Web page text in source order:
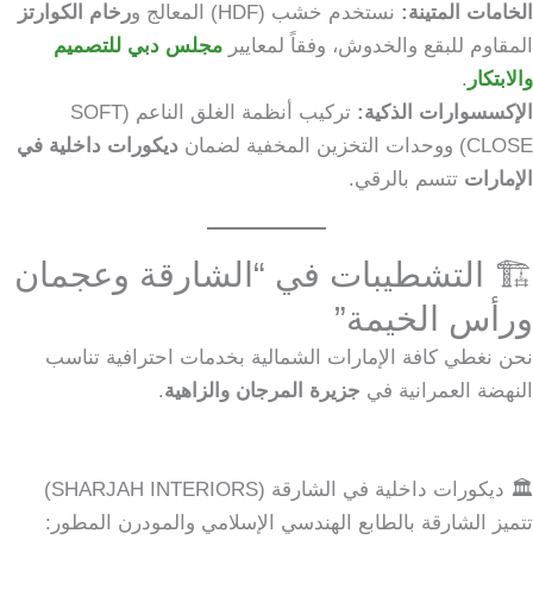
الخامات المتينة: نستخدم خشب (HDF) المعالج و
رخام الكوارتز
المقاوم للبقع والخدوش، وفقاً لمعايير مجلس دبي للتصميم
والابتكار .
الإكسسوارات الذكية:
تركيب أنظمة الغلق الناعم (SOFT
CLOSE) ووحدات التخزين المخفية لضمان
ديكورات داخلية في
الإمارات تتسم بالرقي.
🏗️ التشطيبات في “الشارقة وعجمان
ورأس الخيمة”
نحن نغطي كافة الإمارات الشمالية بخدمات احترافية تناسب
النهضة العمرانية في جزيرة المرجان والزاهية.
🏛️ ديكورات داخلية في الشارقة (SHARJAH INTERIORS)
تتميز الشارقة بالطابع الهندسي الإسلامي والمودرن المطور: